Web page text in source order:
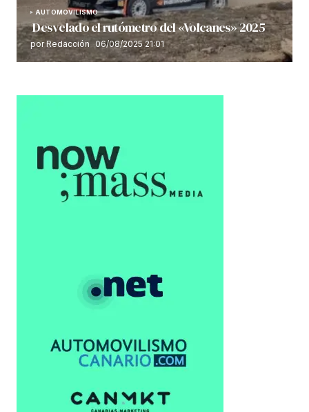
AUTOMOVILISMO
Desvelado el rutómetro del «Volcanes» 2025
por Redacción 06/08/2025 21:01